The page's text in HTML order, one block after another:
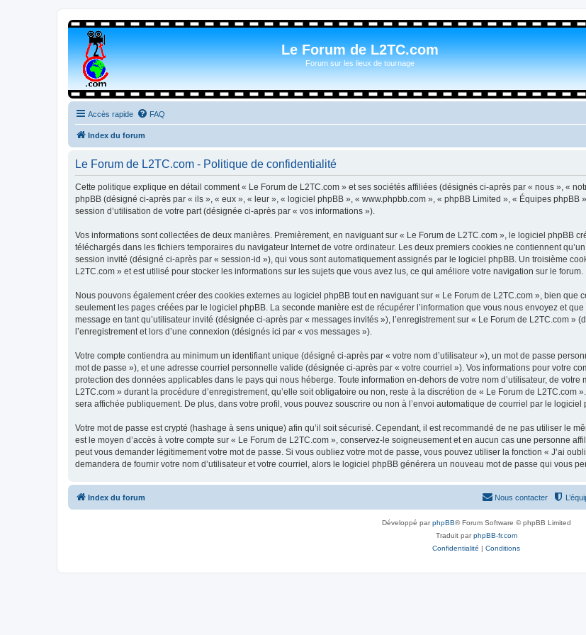
Le Forum de L2TC.com
Forum sur les lieux de tournage
Accès rapide FAQ
Index du forum
Le Forum de L2TC.com - Politique de confidentialité
Cette politique explique en détail comment « Le Forum de L2TC.com » et ses sociétés affiliées (désignés ci-après par « nous », «
phpBB (désigné ci-après par « ils », « eux », « leur », « logiciel phpBB », « www.phpbb.com », « phpBB Limited », « Équipes
session d’utilisation de votre part (désignée ci-après par « vos informations »).
Vos informations sont collectées de deux manières. Premièrement, en naviguant sur « Le Forum de L2TC.com », le logiciel phpBB
téléchargés dans les fichiers temporaires du navigateur Internet de votre ordinateur. Les deux premiers cookies ne contiennent
session invité (désigné ci-après par « session-id »), qui vous sont automatiquement assignés par le logiciel phpBB. Un troisième
L2TC.com » et est utilisé pour stocker les informations sur les sujets que vous avez lus, ce qui améliore votre navigation sur le forum.
Nous pouvons également créer des cookies externes au logiciel phpBB tout en naviguant sur « Le Forum de L2TC.com », bien
seulement les pages créées par le logiciel phpBB. La seconde manière est de récupérer l’information que vous nous envoyez et
message en tant qu’utilisateur invité (désignée ci-après par « messages invités »), l’enregistrement sur « Le Forum de L2TC.com
l’enregistrement et lors d’une connexion (désignés ici par « vos messages »).
Votre compte contiendra au minimum un identifiant unique (désigné ci-après par « votre nom d’utilisateur »), un mot de passe
mot de passe »), et une adresse courriel personnelle valide (désignée ci-après par « votre courriel »). Vos informations pour votre
protection des données applicables dans le pays qui nous héberge. Toute information en-dehors de votre nom d’utilisateur, de
L2TC.com » durant la procédure d’enregistrement, qu’elle soit obligatoire ou non, reste à la discrétion de « Le Forum de
sera affichée publiquement. De plus, dans votre profil, vous pouvez souscrire ou non à l’envoi automatique de courriel par le logiciel
Votre mot de passe est crypté (hashage à sens unique) afin qu’il soit sécurisé. Cependant, il est recommandé de ne pas utiliser le
est le moyen d’accès à votre compte sur « Le Forum de L2TC.com », conservez-le soigneusement et en aucun cas une personne
peut vous demander légitimement votre mot de passe. Si vous oubliez votre mot de passe, vous pouvez utiliser la fonction « J’ai
demandera de fournir votre nom d’utilisateur et votre courriel, alors le logiciel phpBB générera un nouveau mot de passe qui vous
Index du forum Nous contacter
Développé parphpBB® Forum Software © phpBB Limited
Traduit parphpBB-fr.com
Confidentialité | Conditions